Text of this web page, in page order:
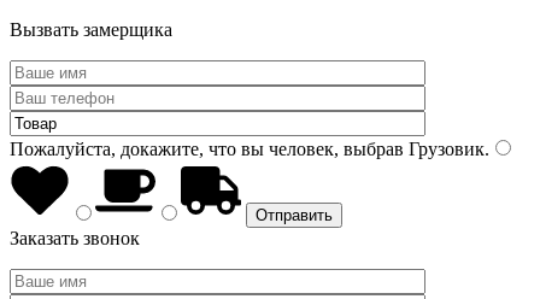
Вызвать замерщика
Пожалуйста, докажите, что вы человек, выбрав Грузовик.
Заказать звонок